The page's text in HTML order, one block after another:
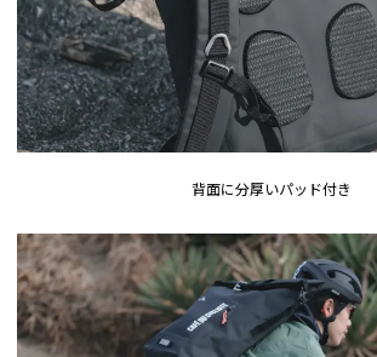
背面に分厚いパッド付き